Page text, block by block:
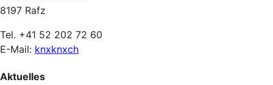
8197 Rafz
Tel. +41 52 202 72 60
E-Mail: knxknxch
Aktuelles